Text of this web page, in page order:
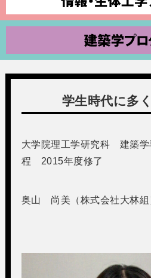
学生時代に多
大学院理工学研究科 建築
程 2015年度修了
奥山 尚美（株式会社大林組